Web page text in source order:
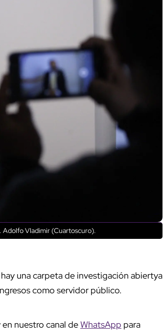
Adolfo Vladimir (Cuartoscuro).
una carpeta de investigación abiertya
como servidor público.
nuestro canal deWhatsApp para